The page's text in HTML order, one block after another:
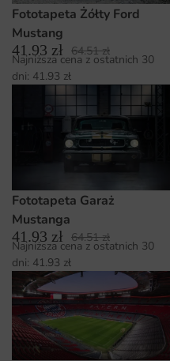
Fototapeta Żółty Ford
Mustang
41.93 zł 64.51zł
Najniższa cena z ostatnich 30
dni: 41.93 zł
Fototapeta Garaż
Mustanga
41.93 zł 64.51zł
Najniższa cena z ostatnich 30
dni: 41.93 zł